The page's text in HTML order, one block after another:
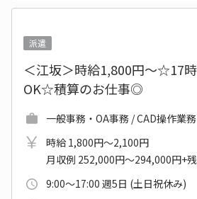
派遣
＜江坂＞時給1,800円～☆17
OK☆積算のお仕事◎
一般事務・OA事務 / CAD操作業務
時給 1,800円～2,100円
月収例 252,000円～294,000円+
9:00～17:00 週5日 (土日祝休み)